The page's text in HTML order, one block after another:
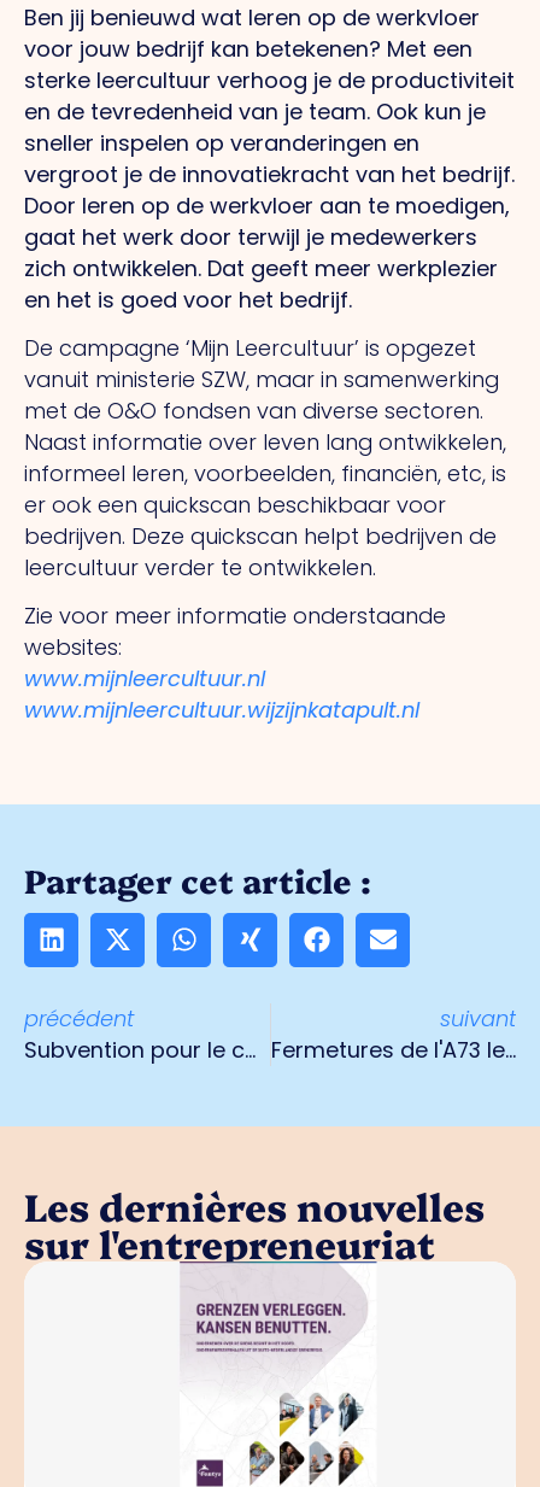
Ben jij benieuwd wat leren op de werkvloer
voor jouw bedrijf kan betekenen? Met een
sterke leercultuur verhoog je de productiviteit
en de tevredenheid van je team. Ook kun je
sneller inspelen op veranderingen en
vergroot je de innovatiekracht van het bedrijf.
Door leren op de werkvloer aan te moedigen,
gaat het werk door terwijl je medewerkers
zich ontwikkelen. Dat geeft meer werkplezier
en het is goed voor het bedrijf.
De campagne ‘Mijn Leercultuur’ is opgezet
vanuit ministerie SZW, maar in samenwerking
met de O&O fondsen van diverse sectoren.
Naast informatie over leven lang ontwikkelen,
informeel leren, voorbeelden, financiën, etc, is
er ook een quickscan beschikbaar voor
bedrijven. Deze quickscan helpt bedrijven de
leercultuur verder te ontwikkelen.
Zie voor meer informatie onderstaande
websites:
www.mijnleercultuur.nl
www.mijnleercultuur.wijzijnkatapult.nl
Partager cet article :
précédent
Subvention pour le conseil aux titulaires de statut
suivant
Fermetures de l'A73 le week-end et le soir
Les dernières nouvelles
sur l'entrepreneuriat